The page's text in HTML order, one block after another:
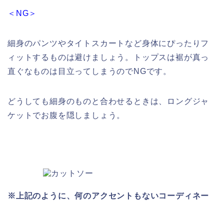
＜NG＞
細身のパンツやタイトスカートなど身体にぴったりフ
ィットするものは避けましょう。トップスは裾が真っ
直ぐなものは目立ってしまうのでNGです。
どうしても細身のものと合わせるときは、ロングジャ
ケットでお腹を隠しましょう。
※上記のように、何のアクセントもないコーディネー